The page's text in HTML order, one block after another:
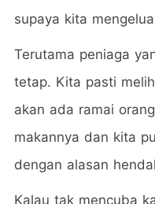
supaya kita
Terutama peniaga
tetap. Kita pasti
akan ada ramai
makannya dan kita
dengan alasan
Kalau tak mencuba